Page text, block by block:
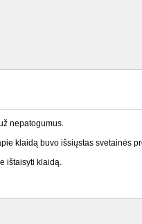
nepatogumus.
klaidą buvo išsiųstas svetainės
ištaisyti klaidą.